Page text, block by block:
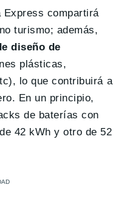
Express compartirá
turismo; además,
diseño de
plásticas,
lo que contribuirá a
En un principio,
de baterías con
42 kWh y otro de 52